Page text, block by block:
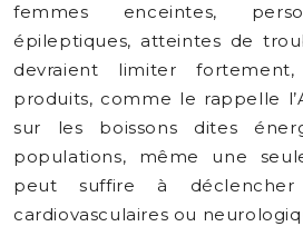
femmes enceintes,
épileptiques, atteintes de
devraient limiter
produits, comme le rappelle
sur les boissons dites
populations, même une
peut suffire à déclencher
cardiovasculaires ou